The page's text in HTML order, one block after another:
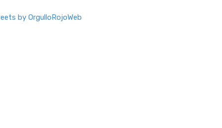
by OrgulloRojoWeb